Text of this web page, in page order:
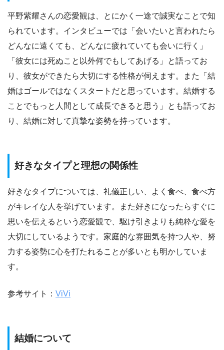
平野紫耀さんの恋愛観は、とにかく一途で誠実なことで知
られています。インタビューでは「会いたいと言われたら
どんなに遠くても、どんなに疲れていても会いに行く」
「彼女には死ぬこと以外何でもしてあげる」と語ってお
り、彼女ができたら大切にする性格が伺えます。また「結
婚はゴールではなくスタートだと思っています。結婚する
ことでもっと人間として成長できると思う」とも語ってお
り、結婚に対して真摯な姿勢を持っています。​
好きなタイプと理想の関係性
好きなタイプについては、礼儀正しい、よく食べ、食べ方
がキレイな人を挙げています。また好きになったらすぐに
思いを伝えるという恋愛観で、駆け引きよりも純粋な愛を
大切にしているようです。家庭的な雰囲気を持つ人や、努
力する姿勢に心を打たれることが多いとも明かしていま
す。
参考サイト： ViVi
結婚について